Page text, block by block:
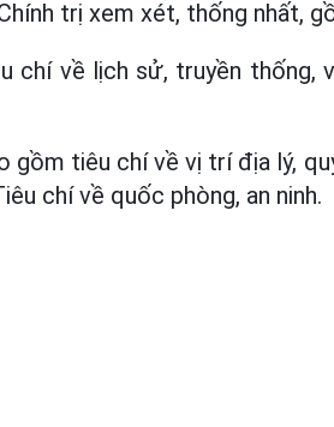
trị xem xét, thống nhất,
chí về lịch sử, truyền thống,
gồm tiêu chí về vị trí địa lý,
chí về quốc phòng, an ninh.